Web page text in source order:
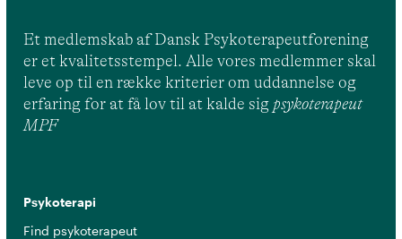
Et medlemskab af Dansk Psykoterapeutforening
er et kvalitetsstempel. Alle vores medlemmer skal
leve op til en række kriterier om uddannelse og
erfaring for at få lov til at kalde sig psykoterapeut
MPF
Psykoterapi
Find psykoterapeut